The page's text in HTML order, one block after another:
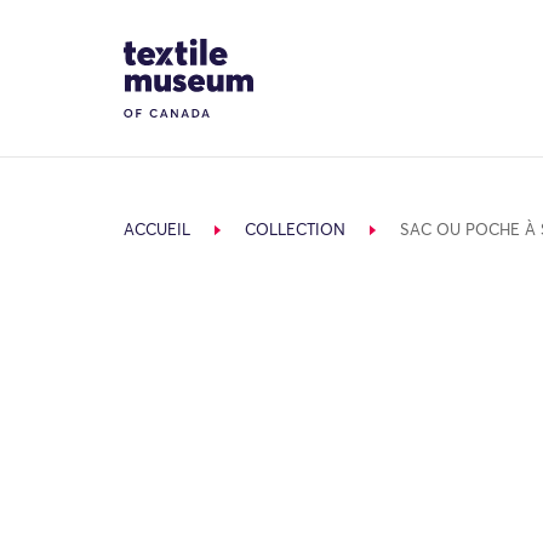
Site Logo
ACCUEIL COLLECTION SAC OU POCHE À